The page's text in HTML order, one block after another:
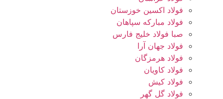
فولاد اکسین خوزستان
فولاد مبارکه سپاهان
صبا فولاد خلیج فارس
فولاد جهان آرا
فولاد هرمزگان
فولاد کاویان
فولاد کیش
فولاد گل گهر